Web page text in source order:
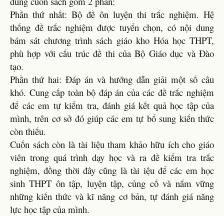
Phần thứ nhất: Bộ đề ôn luyện thi trắc nghiệm. Hệ
thống đề trắc nghiệm được tuyển chọn, có nội dung
bám sát chương trình sách giáo kho Hóa học THPT,
phù hợp với cấu trúc đề thi của Bộ Giáo dục và Đào
tạo.
Phần thứ hai: Đáp án và hướng dẫn giải một số câu
khó. Cung cấp toàn bộ đáp án của các đề trắc nghiệm
để các em tự kiểm tra, đánh giá kết quả học tập của
mình, trên cơ sở đó giúp các em tự bổ sung kiến thức
còn thiếu.
Cuốn sách còn là tài liệu tham khảo hữu ích cho giáo
viên trong quá trình dạy học và ra đề kiểm tra trắc
nghiệm, đồng thời đây cũng là tài iệu để các em học
sinh THPT ôn tập, luyện tập, củng cố và nắm vững
những kiến thức và kĩ năng cơ bản, tự đánh giá năng
lực học tập của mình.